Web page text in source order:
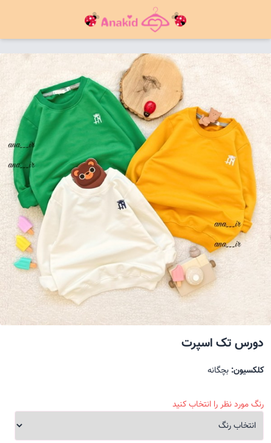
دورس تک اسپرت
کلکسیون: بچگانه
رنگ مورد نظر را انتخاب کنید